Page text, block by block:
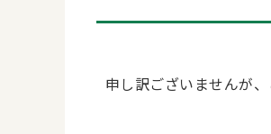
申し訳ございませんが